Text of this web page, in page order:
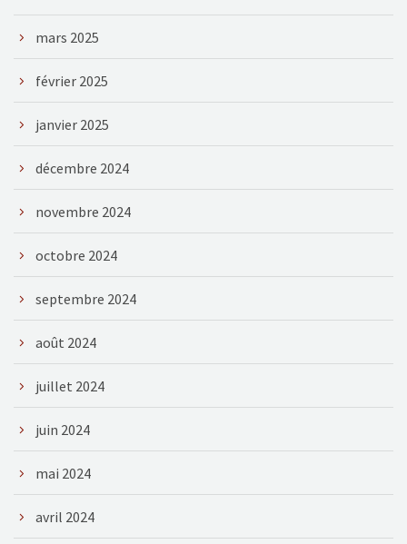
mars 2025
février 2025
janvier 2025
décembre 2024
novembre 2024
octobre 2024
septembre 2024
août 2024
juillet 2024
juin 2024
mai 2024
avril 2024